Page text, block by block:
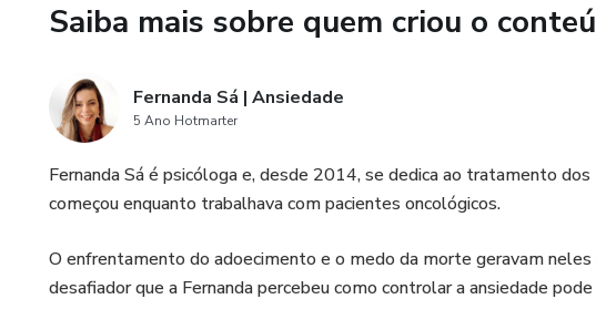
Saiba mais sobre quem criou o
Fernanda Sá | Ansiedade
5 Ano Hotmarter
Fernanda Sá é psicóloga e, desde 2014, se dedica ao tratamento
começou enquanto trabalhava com pacientes oncológicos.
O enfrentamento do adoecimento e o medo da morte geravam
desafiador que a Fernanda percebeu como controlar a ansiedade